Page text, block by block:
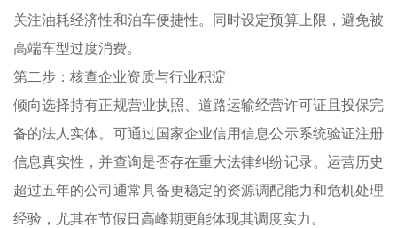
关注油耗经济性和泊车便捷性。同时设定预算上限，避免被
高端车型过度消费。
第二步：核查企业资质与行业积淀
倾向选择持有正规营业执照、道路运输经营许可证且投保完
备的法人实体。可通过国家企业信用信息公示系统验证注册
信息真实性，并查询是否存在重大法律纠纷记录。运营历史
超过五年的公司通常具备更稳定的资源调配能力和危机处理
经验，尤其在节假日高峰期更能体现其调度实力。